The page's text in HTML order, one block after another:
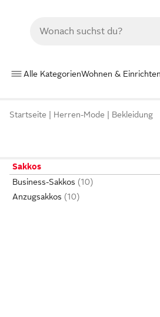
Alle KategorienWohnen & Einrichten
Startseite Herren-Mode Bekleidung
Sakkos
Business-Sakkos
Anzugsakkos